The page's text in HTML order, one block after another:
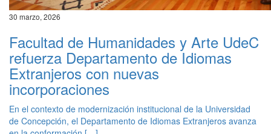
30 marzo, 2026
Facultad de Humanidades y Arte UdeC
refuerza Departamento de Idiomas
Extranjeros con nuevas
incorporaciones
En el contexto de modernización institucional de la Universidad
de Concepción, el Departamento de Idiomas Extranjeros avanza